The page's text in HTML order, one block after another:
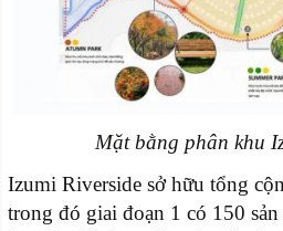
Mặt bằng phân khu
Izumi Riverside sở hữu tổng
trong đó giai đoạn 1 có 150